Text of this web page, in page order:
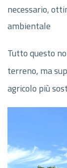
necessario,
ambientale
Tutto questo
terreno, ma
agricolo più